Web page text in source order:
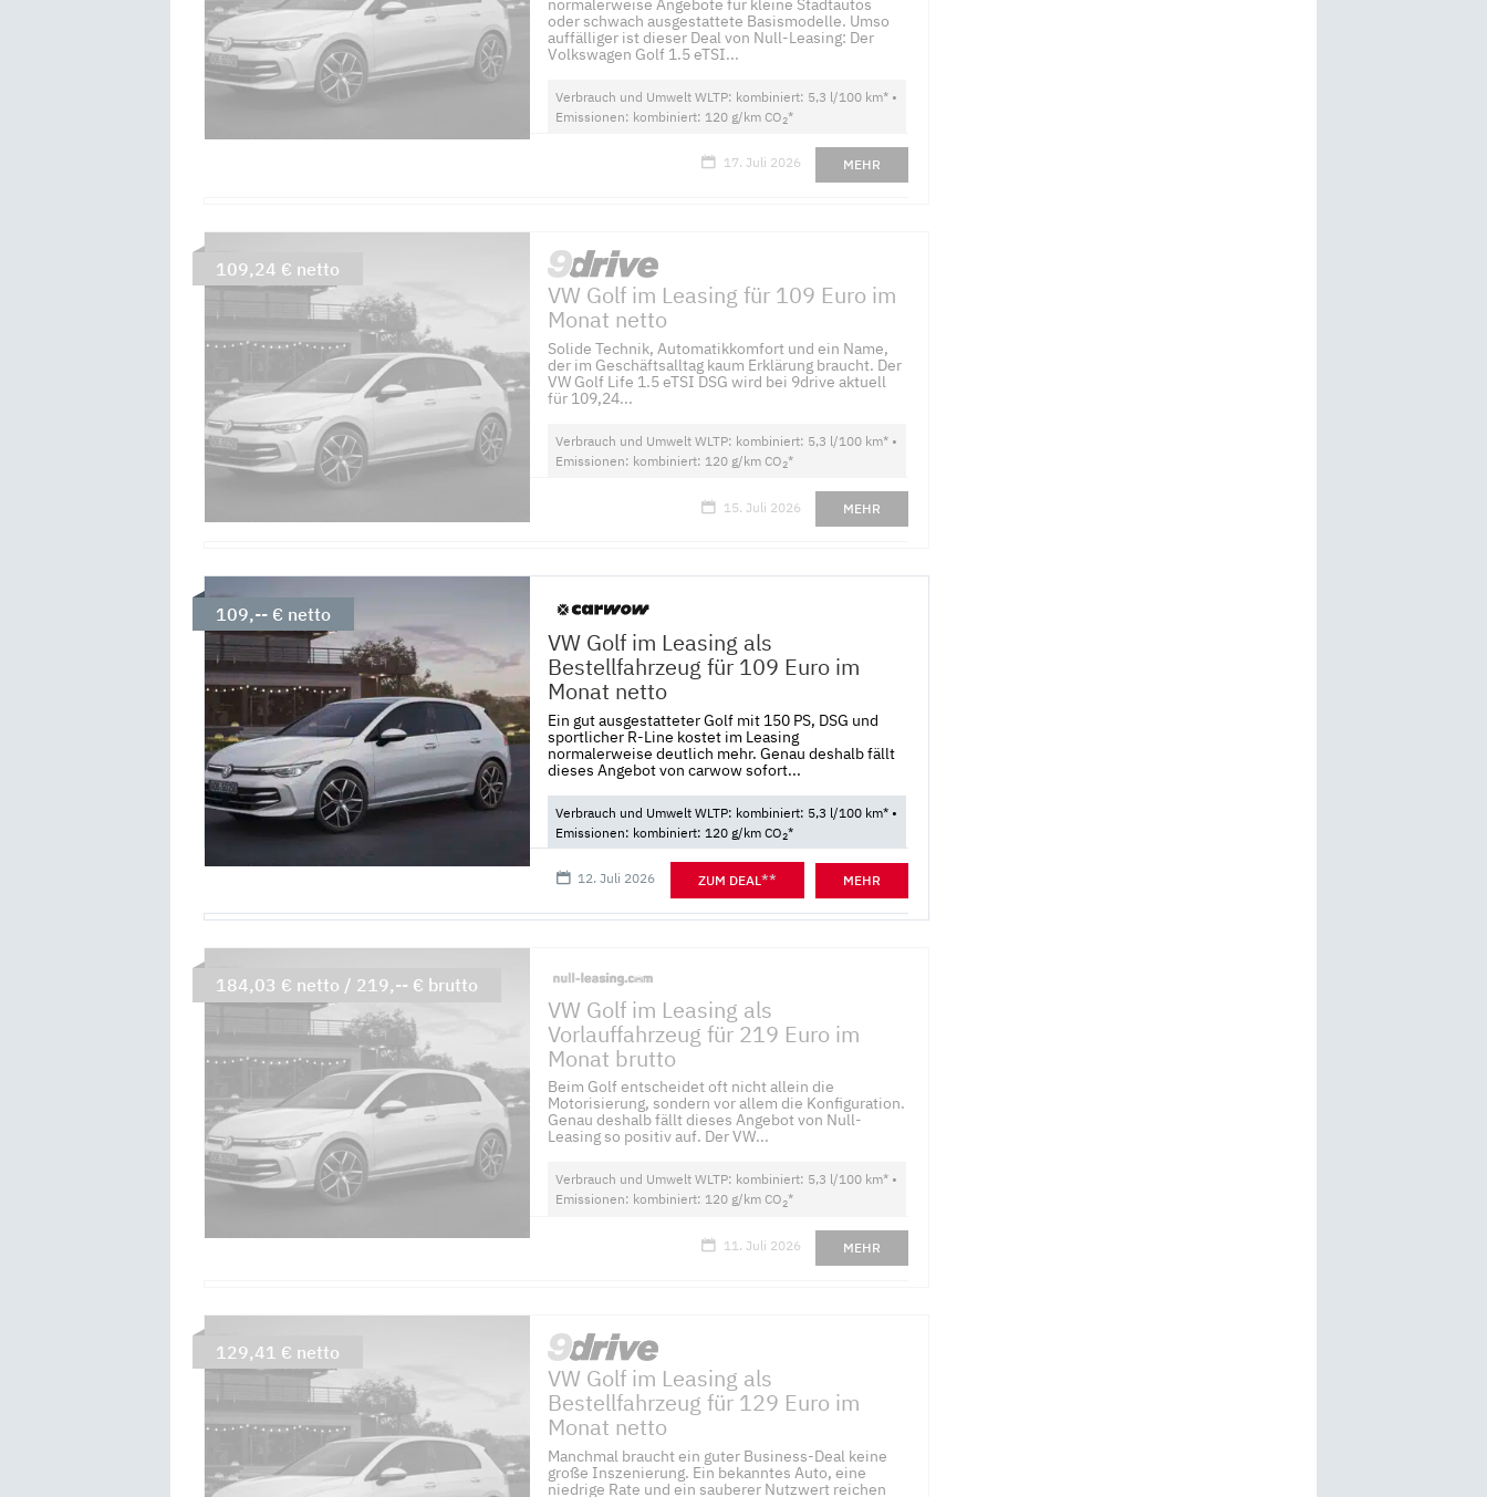
normalerweise Angebote für kleine Stadtautos
oder schwach ausgestattete Basismodelle. Umso
auffälliger ist dieser Deal von Null-Leasing: Der
Volkswagen Golf 1.5 eTSI...
Verbrauch und Umwelt WLTP: kombiniert: 5,3 l/100 km* •
Emissionen: kombiniert: 120 g/km CO2*
17. Juli 2026 MEHR
VW Golf im Leasing für 109 Euro im
Monat netto
Solide Technik, Automatikkomfort und ein Name,
der im Geschäftsalltag kaum Erklärung braucht. Der
VW Golf Life 1.5 eTSI DSG wird bei 9drive aktuell
für 109,24...
Verbrauch und Umwelt WLTP: kombiniert: 5,3 l/100 km* •
Emissionen: kombiniert: 120 g/km CO2*
15. Juli 2026 MEHR
109,24 € netto
VW Golf im Leasing als
Bestellfahrzeug für 109 Euro im
Monat netto
Ein gut ausgestatteter Golf mit 150 PS, DSG und
sportlicher R-Line kostet im Leasing
normalerweise deutlich mehr. Genau deshalb fällt
dieses Angebot von carwow sofort...
Verbrauch und Umwelt WLTP: kombiniert: 5,3 l/100 km* •
Emissionen: kombiniert: 120 g/km CO2*
12. Juli 2026 ZUM DEAL** MEHR
109,-- € netto
VW Golf im Leasing als
Vorlauffahrzeug für 219 Euro im
Monat brutto
Beim Golf entscheidet oft nicht allein die
Motorisierung, sondern vor allem die Konfiguration.
Genau deshalb fällt dieses Angebot von Null-
Leasing so positiv auf. Der VW...
Verbrauch und Umwelt WLTP: kombiniert: 5,3 l/100 km* •
Emissionen: kombiniert: 120 g/km CO2*
11. Juli 2026 MEHR
184,03 € netto / 219,-- € brutto
VW Golf im Leasing als
Bestellfahrzeug für 129 Euro im
Monat netto
Manchmal braucht ein guter Business-Deal keine
große Inszenierung. Ein bekanntes Auto, eine
niedrige Rate und ein sauberer Nutzwert reichen
129,41 € netto